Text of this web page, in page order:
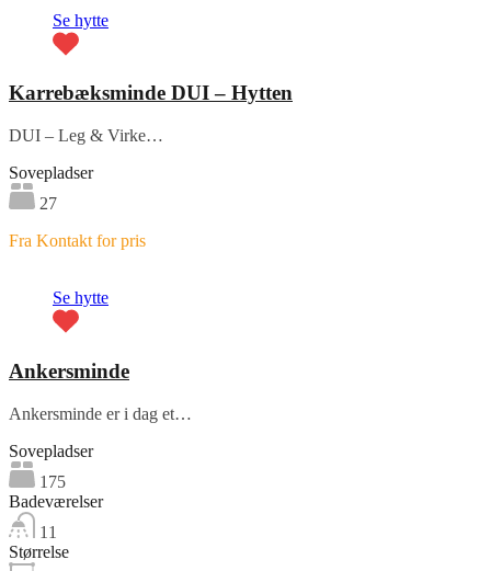
Se hytte
Karrebæksminde DUI – Hytten
DUI – Leg & Virke…
Sovepladser
27
Fra Kontakt for pris
Se hytte
Ankersminde
Ankersminde er i dag et…
Sovepladser
175
Badeværelser
11
Størrelse